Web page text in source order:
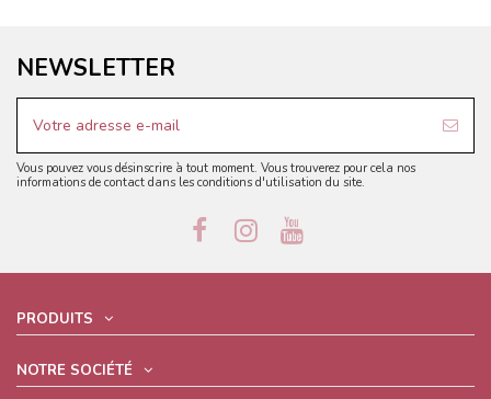
NEWSLETTER
Vous pouvez vous désinscrire à tout moment. Vous trouverez pour cela nos
informations de contact dans les conditions d'utilisation du site.
PRODUITS
NOTRE SOCIÉTÉ